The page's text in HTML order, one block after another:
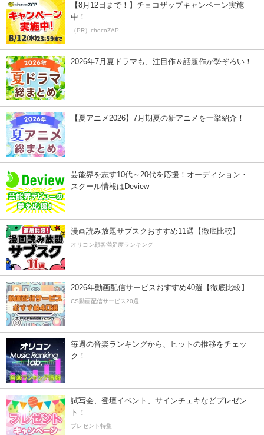
【8月12日まで！】チョコザップキャンペーン実施
中！
（PR）chocoZAP
2026年7月夏ドラマも、注目作＆話題作が勢ぞろい！
【夏アニメ2026】7月期夏の新アニメを一挙紹介！
芸能界を志す10代～20代を応援！オーディション・
スクール情報はDeview
漫画読み放題サブスクおすすめ11選【徹底比較】
オリコン顧客満足度ランキング
2026年動画配信サービスおすすめ40選【徹底比較】
CS動画配信サービス20選
毎週の音楽ランキングから、ヒットの推移をチェッ
ク！
試写会、登壇イベント、サインチェキなどプレゼン
ト！
プレゼント特集